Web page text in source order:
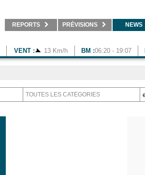
REPORTS PRÉVISIONS NEWS
VENT : 13 Km/h BM :06:20 - 19:07